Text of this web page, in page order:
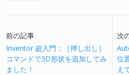
前の記事
Inventor 超入門：［押し出し］
コマンドで3D形状を追加してみ
ました！
次
位
え